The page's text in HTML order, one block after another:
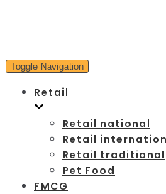
Toggle Navigation
Retail
Retail national
Retail
Retail traditional
Pet Food
FMCG